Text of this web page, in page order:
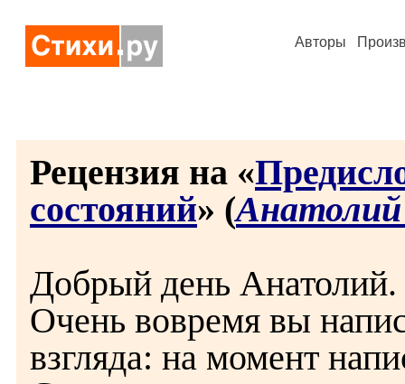
Авторы
Рецензия на «
состояний» (
Добрый день Анатолий.
Очень вовремя вы
взгляда: на момент